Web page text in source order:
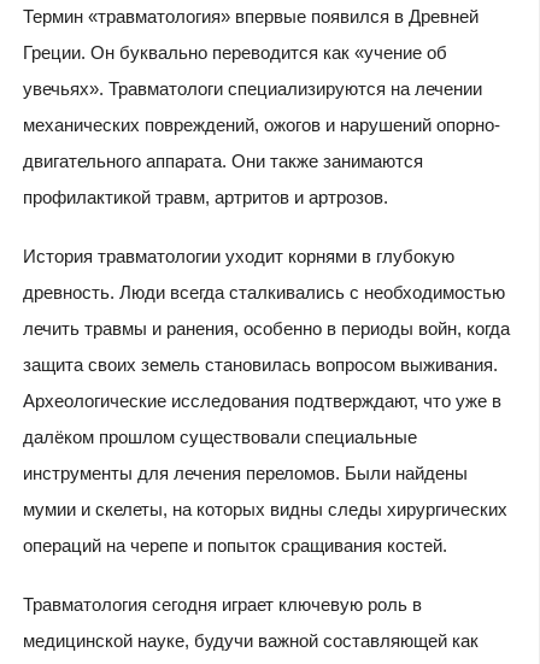
Термин «травматология» впервые появился в Древней
Греции. Он буквально переводится как «учение об
увечьях». Травматологи специализируются на лечении
механических повреждений, ожогов и нарушений опорно-
двигательного аппарата. Они также занимаются
профилактикой травм, артритов и артрозов.
История травматологии уходит корнями в глубокую
древность. Люди всегда сталкивались с необходимостью
лечить травмы и ранения, особенно в периоды войн, когда
защита своих земель становилась вопросом выживания.
Археологические исследования подтверждают, что уже в
далёком прошлом существовали специальные
инструменты для лечения переломов. Были найдены
мумии и скелеты, на которых видны следы хирургических
операций на черепе и попыток сращивания костей.
Травматология сегодня играет ключевую роль в
медицинской науке, будучи важной составляющей как